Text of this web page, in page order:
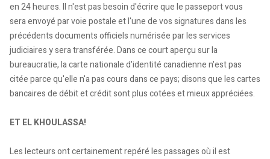
en 24 heures. Il n'est pas besoin d'écrire que le passeport vous
sera envoyé par voie postale et l'une de vos signatures dans les
précédents documents officiels numérisée par les services
judiciaires y sera transférée. Dans ce court aperçu sur la
bureaucratie, la carte nationale d'identité canadienne n'est pas
citée parce qu'elle n'a pas cours dans ce pays; disons que les cartes
bancaires de débit et crédit sont plus cotées et mieux appréciées.
ET EL KHOULASSA!
Les lecteurs ont certainement repéré les passages où il est